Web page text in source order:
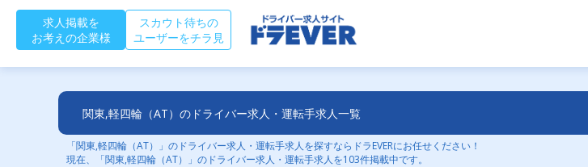
求人掲載を
お考えの企業様
スカウト待ちの
ユーザーをチラ見
関東,軽四輪（AT）のドライバー求人・運転手求人一覧
「関東,軽四輪（AT）」のドライバー求人・運転手求人を探すならドラEVERにお任せください！
現在、「関東,軽四輪（AT）」のドライバー求人・運転手求人を103件掲載中です。